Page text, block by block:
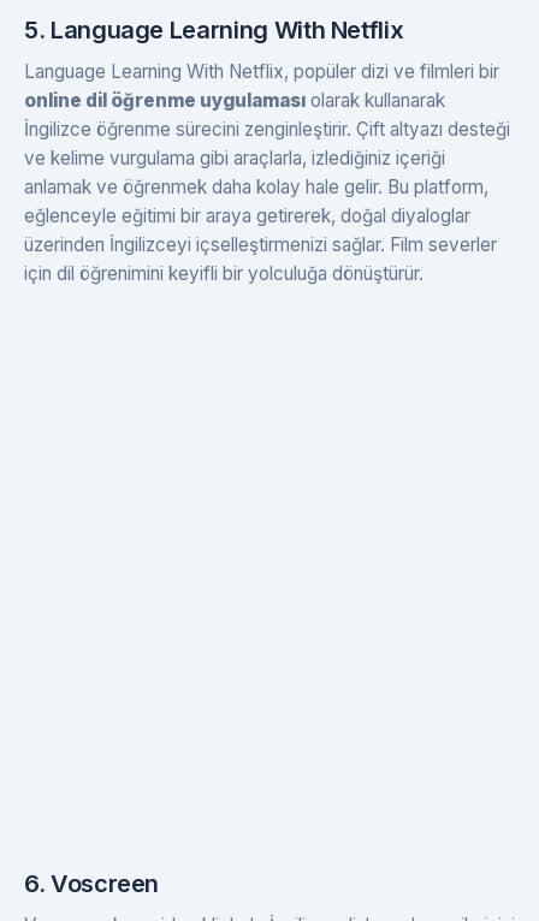
5. Language Learning With Netflix
Language Learning With Netflix, popüler dizi ve filmleri bir
online dil öğrenme uygulaması olarak kullanarak
İngilizce öğrenme sürecini zenginleştirir. Çift altyazı desteği
ve kelime vurgulama gibi araçlarla, izlediğiniz içeriği
anlamak ve öğrenmek daha kolay hale gelir. Bu platform,
eğlenceyle eğitimi bir araya getirerek, doğal diyaloglar
üzerinden İngilizceyi içselleştirmenizi sağlar. Film severler
için dil öğrenimini keyifli bir yolculuğa dönüştürür.
6. Voscreen